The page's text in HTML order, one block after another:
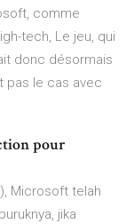
comme
tech, Le jeu, qui
donc désormais
pas le cas avec
pour
Microsoft telah
jika